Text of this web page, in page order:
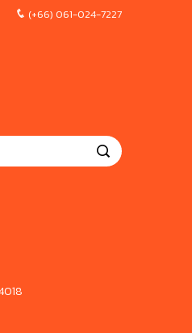
(+66) 061-024-7227